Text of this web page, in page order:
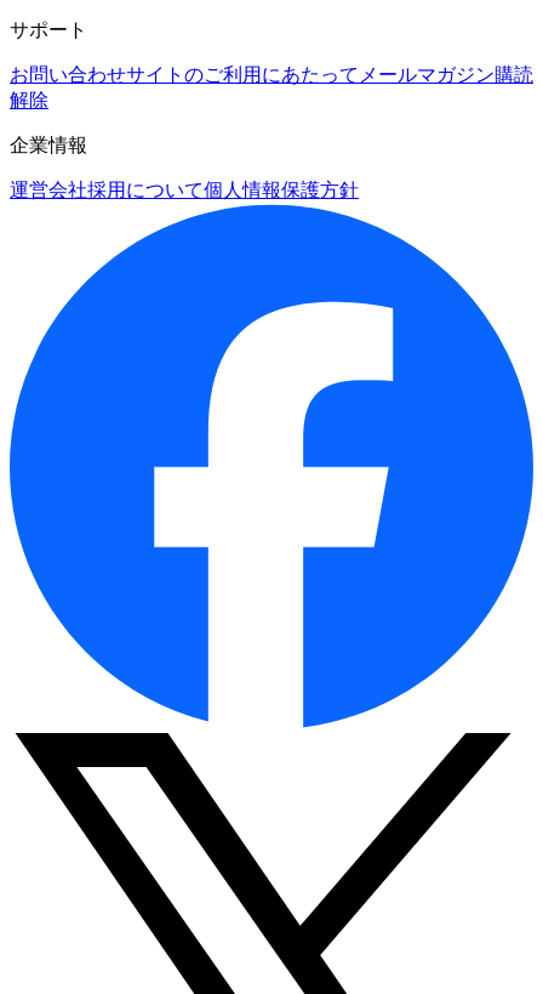
サポート
お問い合わせサイトのご利用にあたって メールマガジン購読
解除
企業情報
運営会社採用について個人情報保護方針